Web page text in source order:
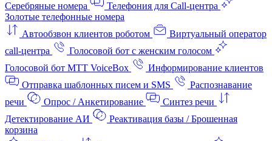
Серебряные номера
Телефония для Call-центра
Золотые телефонные номера
Автообзвон клиентов роботом
Виртуальный оператор
call-центра
Голосовой бот с женским голосом
Голосовой бот МТТ VoiceBox
Информирование клиентов
Отправка шаблонных писем и SMS
Распознавание
речи
Опрос / Анкетирование
Синтез речи
Детектирование АИ
Реактивация базы / Брошенная
корзина